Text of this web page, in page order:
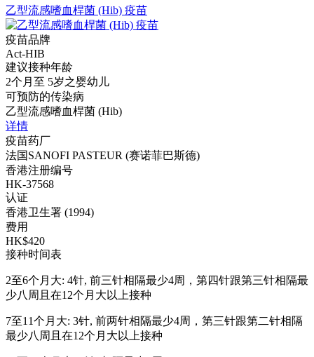
乙型流感嗜血桿菌 (Hib) 疫苗
疫苗品牌
Act-HIB
建议接种年龄
2个月至 5岁之婴幼儿
可预防的传染病
乙型流感嗜血桿菌 (Hib)
详情
疫苗药厂
法国SANOFI PASTEUR (赛诺菲巴斯德)
香港注册编号
HK-37568
认证
香港卫生署 (1994)
费用
HK$420
接种时间表
2至6个月大: 4针, 前三针相隔最少4周，第四针跟第三针相隔最
少八周且在12个月大以上接种
7至11个月大: 3针, 前两针相隔最少4周，第三针跟第二针相隔
最少八周且在12个月大以上接种